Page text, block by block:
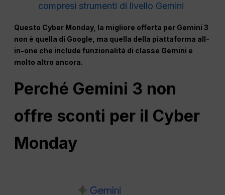
compresi strumenti di livello Gemini
Questo Cyber Monday, la migliore offerta per Gemini 3
non è quella di Google, ma quella della piattaforma all-
in-one che include funzionalità di classe Gemini e
molto altro ancora.
Perché Gemini 3 non
offre sconti per il Cyber
Monday